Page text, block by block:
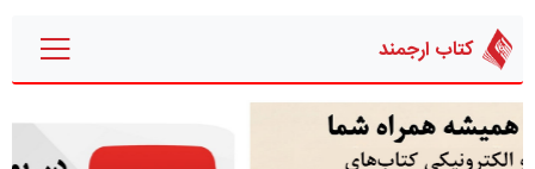
کتاب ارجمند